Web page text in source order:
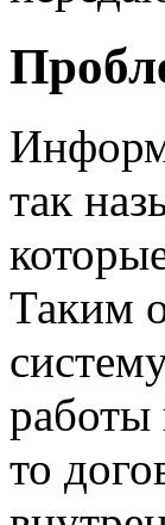
так
Таким
работы
то